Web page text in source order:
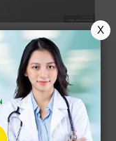
Kanan
testis
nyeri dan
X